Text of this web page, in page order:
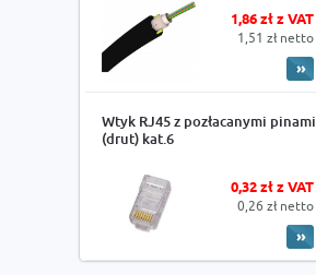
1,86 zł z VAT
1,51 zł netto
Wtyk RJ45 z pozłacanymi pinami
(drut) kat.6
0,32 zł z VAT
0,26 zł netto